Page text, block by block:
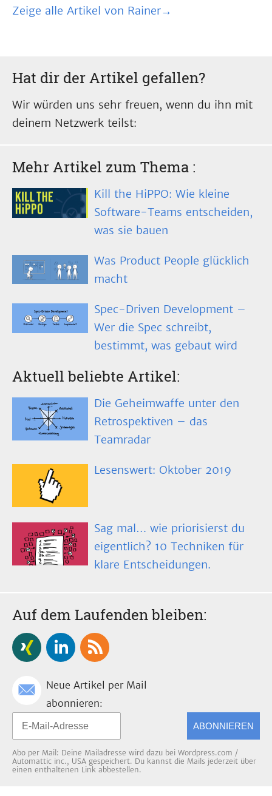
Zeige alle Artikel von Rainer→
Hat dir der Artikel gefallen?
Wir würden uns sehr freuen, wenn du ihn mit
deinem Netzwerk teilst:
Mehr Artikel zum Thema :
Kill the HiPPO: Wie kleine
Software-Teams entscheiden,
was sie bauen
Was Product People glücklich
macht
Spec-Driven Development –
Wer die Spec schreibt,
bestimmt, was gebaut wird
Aktuell beliebte Artikel:
Die Geheimwaffe unter den
Retrospektiven – das
Teamradar
Lesenswert: Oktober 2019
Sag mal… wie priorisierst du
eigentlich? 10 Techniken für
klare Entscheidungen.
Auf dem Laufenden bleiben:
Neue Artikel per Mail
abonnieren:
ABONNIEREN
Abo per Mail: Deine Mailadresse wird dazu bei Wordpress.com /
Automattic inc., USA gespeichert. Du kannst die Mails jederzeit über
einen enthaltenen Link abbestellen.